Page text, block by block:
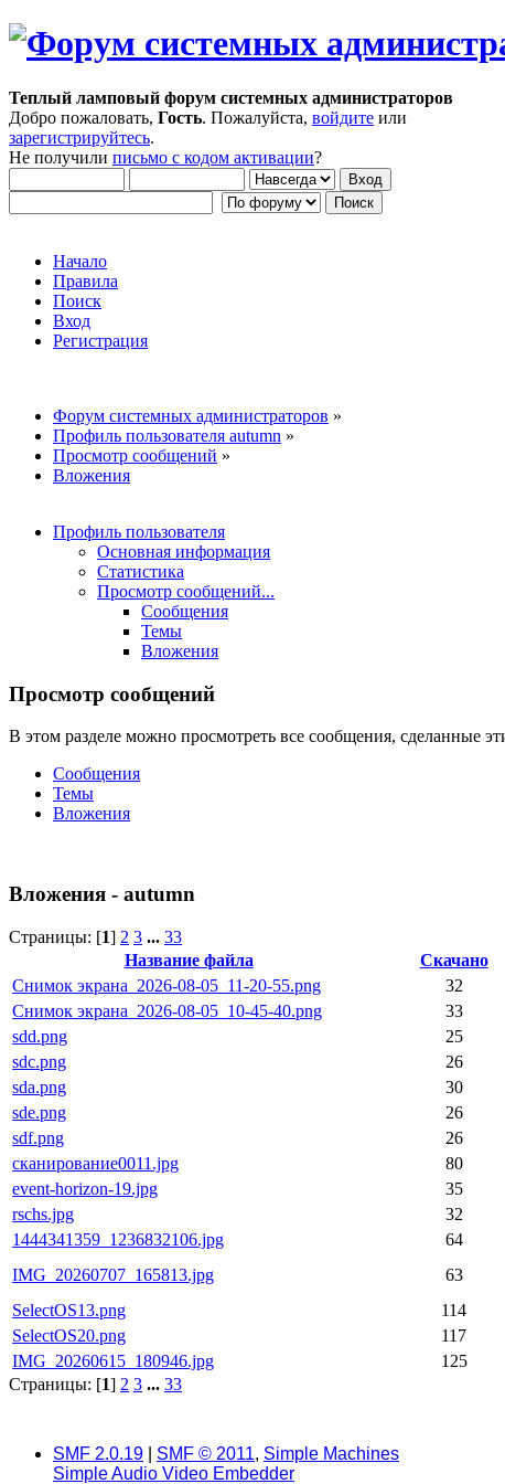
Теплый ламповый форум системных администраторов
Добро пожаловать, Гость. Пожалуйста, войдите или
зарегистрируйтесь.
Не получили письмо с кодом активации?
Начало
Правила
Поиск
Вход
Регистрация
Форум системных администраторов »
Профиль пользователя autumn »
Просмотр сообщений »
Вложения
Профиль пользователя
Основная информация
Статистика
Просмотр сообщений...
Сообщения
Темы
Вложения
Просмотр сообщений
В этом разделе можно просмотреть все сообщения, сделанные
Сообщения
Темы
Вложения
Вложения - autumn
Страницы: [1] 2 3 ... 33
Название файла
Скачано
Снимок экрана_2026-08-05_11-20-55.png
32
Снимок экрана_2026-08-05_10-45-40.png
33
sdd.png
25
sdc.png
26
sda.png
30
sde.png
26
sdf.png
26
сканирование0011.jpg
80
event-horizon-19.jpg
35
rschs.jpg
32
1444341359_1236832106.jpg
64
IMG_20260707_165813.jpg
63
SelectOS13.png
114
SelectOS20.png
117
IMG_20260615_180946.jpg
125
Страницы: [1] 2 3 ... 33
SMF 2.0.19 SMF © 2011, Simple Machines
Simple Audio Video Embedder